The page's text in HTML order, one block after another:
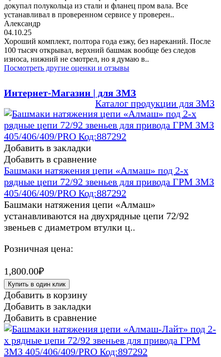
докупал полукольца из стали и фланец пром вала. Все
устанавливал в проверенном сервисе у проверен..
Александр
04.10.25
Хороший комплект, полтора года езжу, без нареканий. После
100 тысяч открывал, верхний башмак вообще без следов
износа, нижний не смотрел, но я думаю в..
Посмотреть другие оценки и отзывы
Интернет-Магазин | для ЗМЗ
Каталог продукции для ЗМЗ
Добавить в закладки
Добавить в сравнение
Башмаки натяжения цепи «Алмаш» под 2-х
рядные цепи 72/92 звеньев для привода ГРМ ЗМЗ
405/406/409/PRO Код:887292
Башмаки натяжения цепи «Алмаш»
устанавливаются на двухрядные цепи 72/92
звеньев с диаметром втулки ц..
Розничная цена:
1,800.00₽
Купить в один клик
Добавить в корзину
Добавить в закладки
Добавить в сравнение